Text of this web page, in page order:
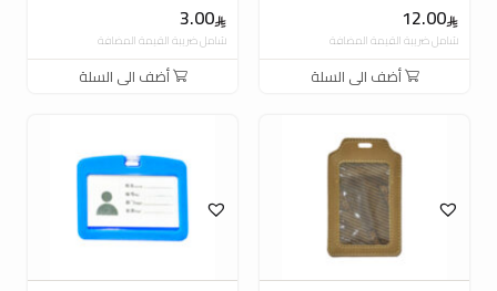
12.00
شامل ضريبة القيمة المضافة
أضف الى السلة
3.00
شامل ضريبة القيمة المضافة
أضف الى السلة